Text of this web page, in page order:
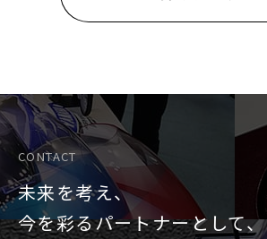
CONTACT
未来を考え、
今を彩るパートナーとして、